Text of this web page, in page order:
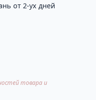
от 2-ух дней
товара и